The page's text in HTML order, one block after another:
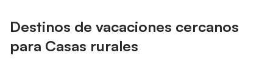
Destinos de vacaciones cercanos
para Casas rurales